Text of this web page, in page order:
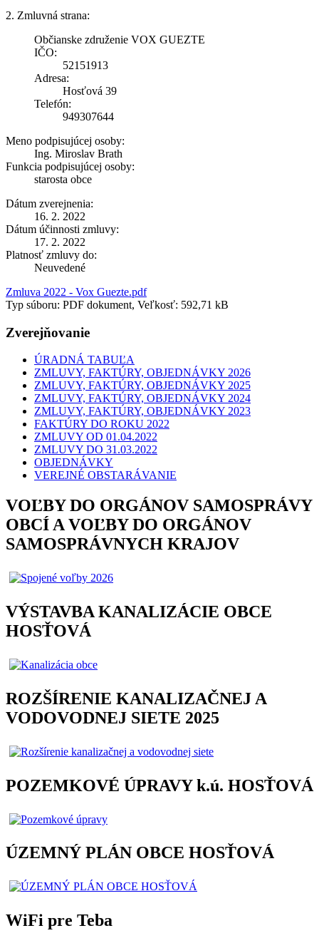
2. Zmluvná strana:
Občianske združenie VOX GUEZTE
IČO:
52151913
Adresa:
Hosťová 39
Telefón:
949307644
Meno podpisujúcej osoby:
Ing. Miroslav Brath
Funkcia podpisujúcej osoby:
starosta obce
Dátum zverejnenia:
16. 2. 2022
Dátum účinnosti zmluvy:
17. 2. 2022
Platnosť zmluvy do:
Neuvedené
Zmluva 2022 - Vox Guezte.pdf
Typ súboru: PDF dokument, Veľkosť: 592,71 kB
Zverejňovanie
ÚRADNÁ TABUĽA
ZMLUVY, FAKTÚRY, OBJEDNÁVKY 2026
ZMLUVY, FAKTÚRY, OBJEDNÁVKY 2025
ZMLUVY, FAKTÚRY, OBJEDNÁVKY 2024
ZMLUVY, FAKTÚRY, OBJEDNÁVKY 2023
FAKTÚRY DO ROKU 2022
ZMLUVY OD 01.04.2022
ZMLUVY DO 31.03.2022
OBJEDNÁVKY
VEREJNÉ OBSTARÁVANIE
VOĽBY DO ORGÁNOV SAMOSPRÁVY
OBCÍ A VOĽBY DO ORGÁNOV
SAMOSPRÁVNYCH KRAJOV
VÝSTAVBA KANALIZÁCIE OBCE
HOSŤOVÁ
ROZŠÍRENIE KANALIZAČNEJ A
VODOVODNEJ SIETE 2025
POZEMKOVÉ ÚPRAVY k.ú. HOSŤOVÁ
ÚZEMNÝ PLÁN OBCE HOSŤOVÁ
WiFi pre Teba